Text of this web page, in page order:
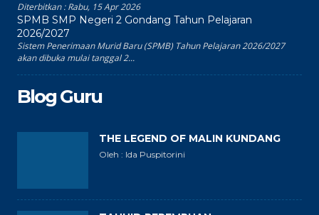
Diterbitkan :Rabu, 15 Apr 2026
SPMB SMP Negeri 2 Gondang Tahun Pelajaran
2026/2027
Sistem Penerimaan Murid Baru (SPMB) Tahun Pelajaran 2026/2027
akan dibuka mulai tanggal 2...
Blog Guru
THE LEGEND OF MALIN KUNDANG
Oleh : Ida Puspitorini